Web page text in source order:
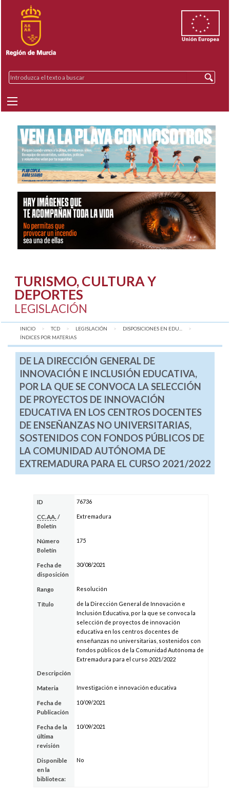
TURISMO, CULTURA Y
DEPORTES
LEGISLACIÓN
INICIO TCD LEGISLACIÓN
DISPOSICIONES EN EDU...
AQUÍ:
ÍNDICES POR MATERIAS
DE LA DIRECCIÓN GENERAL DE
INNOVACIÓN E INCLUSIÓN EDUCATIVA,
POR LA QUE SE CONVOCA LA SELECCIÓN
DE PROYECTOS DE INNOVACIÓN
EDUCATIVA EN LOS CENTROS DOCENTES
DE ENSEÑANZAS NO UNIVERSITARIAS,
SOSTENIDOS CON FONDOS PÚBLICOS DE
LA COMUNIDAD AUTÓNOMA DE
EXTREMADURA PARA EL CURSO 2021/2022
ID 76736
CC.AA. /
Boletín
Extremadura
Número
Boletín
175
Fecha de
disposición
30/08/2021
Rango Resolución
Título
de la Dirección General de Innovación e
Inclusión Educativa, por la que se convoca la
selección de proyectos de innovación
educativa en los centros docentes de
enseñanzas no universitarias, sostenidos con
fondos públicos de la Comunidad Autónoma de
Extremadura para el curso 2021/2022
Descripción
Materia Investigación e innovación educativa
Fecha de
Publicación
10/09/2021
Fecha de la
última
revisión
10/09/2021
Disponible
en la
biblioteca:
No